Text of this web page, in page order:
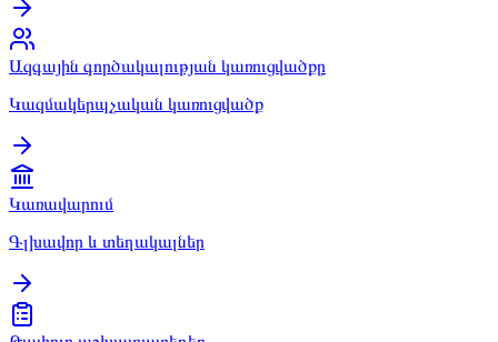
Ազգային գործակալության կառուցվածքը
Կազմակերպչական կառուցվածք
Կառավարում
Գլխավոր և տեղակալներ